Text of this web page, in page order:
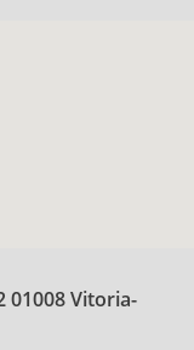
01008 Vitoria-